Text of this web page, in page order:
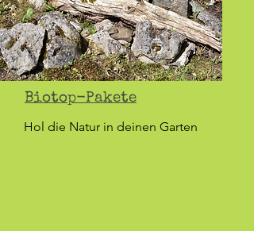
Biotop-Pakete
Hol die Natur in deinen Garten